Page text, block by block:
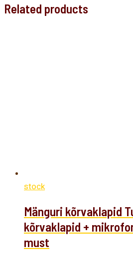
Related products
stock
Mänguri kõrvaklapid
kõrvaklapid +
must